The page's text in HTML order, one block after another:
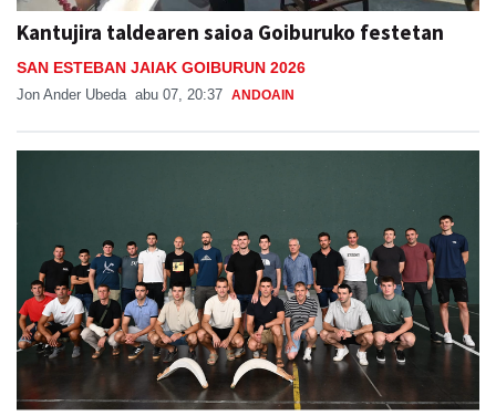
Kantujira taldearen saioa Goiburuko festetan
SAN ESTEBAN JAIAK GOIBURUN 2026
Jon Ander Ubeda abu 07, 20:37 ANDOAIN